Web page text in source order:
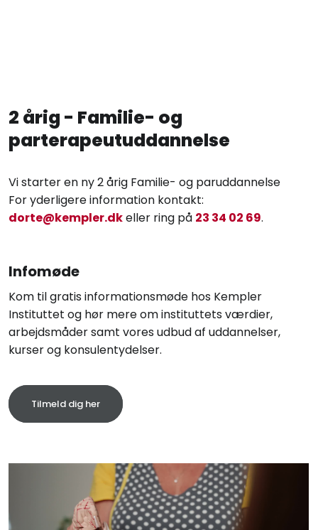
​2 årig - Familie- og
parterapeutuddannelse
Vi starter en ny 2 årig Familie- og paruddannelse
For yderligere information kontakt:
dorte@kempler.dkeller ring på 23 34 02 69.
​Infomøde
Kom til gratis informationsmøde hos Kempler
Instituttet og hør mere om instituttets værdier,
arbejdsmåder samt vores udbud af uddannelser,
kurser og konsulentydelser.
Tilmeld dig her